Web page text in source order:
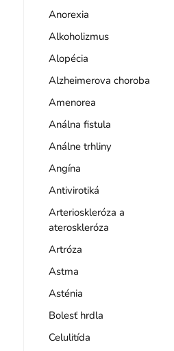
Anorexia
Alkoholizmus
Alopécia
Alzheimerova choroba
Amenorea
Análna fistula
Análne trhliny
Angína
Antivirotiká
Arterioskleróza a
ateroskleróza
Artróza
Astma
Asténia
Bolesť hrdla
Celulitída